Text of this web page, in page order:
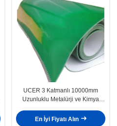
UCER 3 Katmanlı 10000mm
Uzunluklu Metalürji ve Kimya
Kemerleri
En İyi Fiyatı Alın